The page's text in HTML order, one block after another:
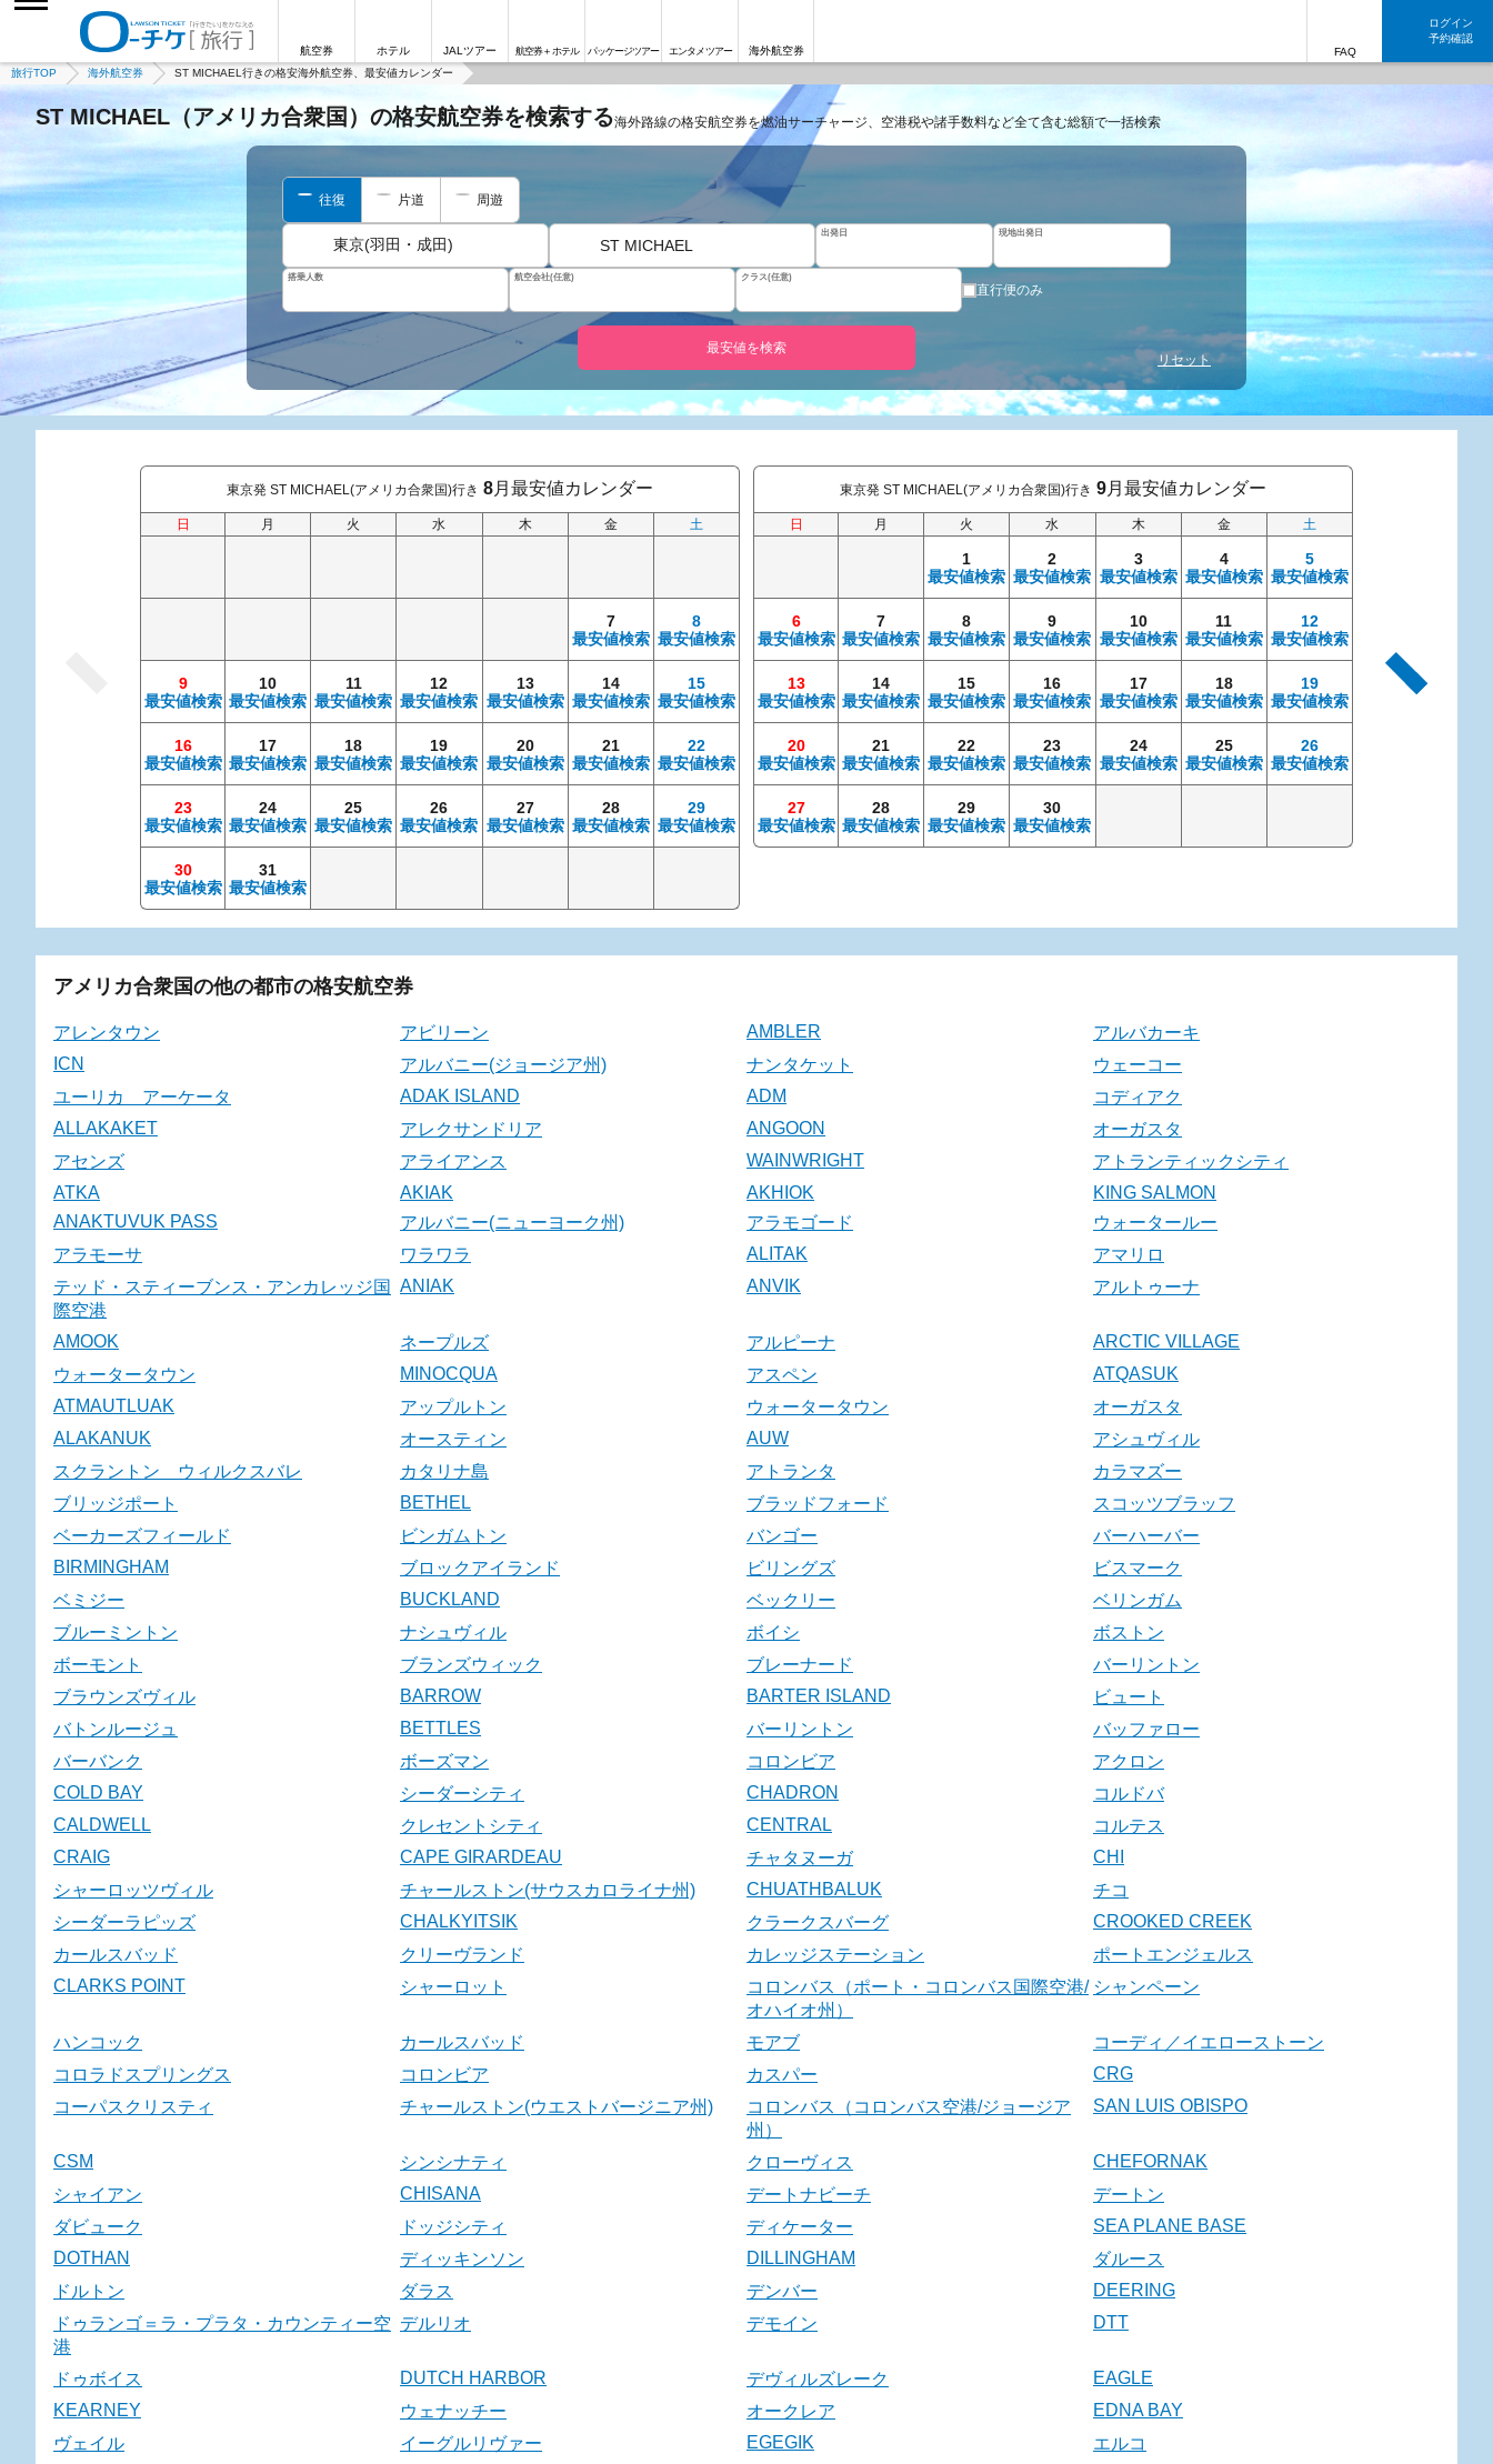
航空券 ホテル JALツアー 航空券＋ホテル パッケージツアー エンタメツアー 海外航空券 FAQ
ログイン
予約確認
旅行TOP 海外航空券 ST MICHAEL行きの格安海外航空券、最安値カレンダー
ST MICHAEL（アメリカ合衆国）の格安航空券を検索する海外路線の格安航空券を燃油サーチャージ、空港税や諸手数料など全て含む総額で一括検索
往復 片道 周遊
東京(羽田・成田) ST MICHAEL
出発日 現地出発日
搭乗人数 航空会社(任意) クラス(任意)
直行便のみ
最安値を検索
リセット
東京発 ST MICHAEL(アメリカ合衆国)行き 8月最安値カレンダー
日 月 火 水 木 金 土
7
最安値検索
8
最安値検索
9
最安値検索
10
最安値検索
11
最安値検索
12
最安値検索
13
最安値検索
14
最安値検索
15
最安値検索
16
最安値検索
17
最安値検索
18
最安値検索
19
最安値検索
20
最安値検索
21
最安値検索
22
最安値検索
23
最安値検索
24
最安値検索
25
最安値検索
26
最安値検索
27
最安値検索
28
最安値検索
29
最安値検索
30
最安値検索
31
最安値検索
東京発 ST MICHAEL(アメリカ合衆国)行き 9月最安値カレンダー
日 月 火 水 木 金 土
1
最安値検索
2
最安値検索
3
最安値検索
4
最安値検索
5
最安値検索
6
最安値検索
7
最安値検索
8
最安値検索
9
最安値検索
10
最安値検索
11
最安値検索
12
最安値検索
13
最安値検索
14
最安値検索
15
最安値検索
16
最安値検索
17
最安値検索
18
最安値検索
19
最安値検索
20
最安値検索
21
最安値検索
22
最安値検索
23
最安値検索
24
最安値検索
25
最安値検索
26
最安値検索
27
最安値検索
28
最安値検索
29
最安値検索
30
最安値検索
11
最安値検索
アメリカ合衆国の他の都市の格安航空券
アレンタウン アビリーン AMBLER
アルバカーキ
ICN
アルバニー(ジョージア州) ナンタケット
ウェーコー
ユーリカ アーケータ
ADAK ISLAND ADM
コディアク
ALLAKAKET
アレクサンドリア ANGOON
オーガスタ
アセンズ
アライアンス WAINWRIGHT
アトランティックシティ
ATKA
AKIAK AKHIOK
KING SALMON
ANAKTUVUK PASS
アルバニー(ニューヨーク州) アラモゴード
ウォータールー
アラモーサ
ワラワラ ALITAK
アマリロ
テッド・スティーブンス・アンカレッジ国
際空港
ANIAK ANVIK アルトゥーナ
AMOOK ネープルズ アルピーナ
ARCTIC VILLAGE
ウォータータウン
MINOCQUA アスペン
ATQASUK
ATMAUTLUAK
アップルトン ウォータータウン
オーガスタ
ALAKANUK
オースティン AUW
アシュヴィル
スクラントン ウィルクスバレ
カタリナ島 アトランタ
カラマズー
ブリッジポート
BETHEL ブラッドフォード
スコッツブラッフ
ベーカーズフィールド
ビンガムトン バンゴー
バーハーバー
BIRMINGHAM
ブロックアイランド ビリングズ
ビスマーク
ベミジー
BUCKLAND ベックリー
ベリンガム
ブルーミントン
ナシュヴィル ボイシ
ボストン
ボーモント
ブランズウィック ブレーナード
バーリントン
ブラウンズヴィル
BARROW BARTER ISLAND
ビュート
バトンルージュ
BETTLES バーリントン
バッファロー
バーバンク
ボーズマン コロンビア
アクロン
COLD BAY
シーダーシティ CHADRON
コルドバ
CALDWELL
クレセントシティ CENTRAL
コルテス
CRAIG
CAPE GIRARDEAU チャタヌーガ
CHI
シャーロッツヴィル
チャールストン(サウスカロライナ州) CHUATHBALUK
チコ
シーダーラピッズ
CHALKYITSIK クラークスバーグ
CROOKED CREEK
カールスバッド
クリーヴランド カレッジステーション
ポートエンジェルス
CLARKS POINT
シャーロット
コロンバス（ポート・コロンバス国際空港/
オハイオ州）
シャンペーン
ハンコック カールスバッド モアブ
コーディ／イエローストーン
コロラドスプリングス
コロンビア カスパー
CRG
コーパスクリスティ
チャールストン(ウエストバージニア州)
コロンバス（コロンバス空港/ジョージア
州）
SAN LUIS OBISPO
CSM シンシナティ クローヴィス
CHEFORNAK
シャイアン
CHISANA デートナビーチ
デートン
ダビューク
ドッジシティ ディケーター
SEA PLANE BASE
DOTHAN
ディッキンソン DILLINGHAM
ダルース
ドルトン
ダラス デンバー
DEERING
ドゥランゴ＝ラ・プラタ・カウンティー空
港
デルリオ デモイン DTT
ドゥボイス DUTCH HARBOR デヴィルズレーク
EAGLE
KEARNEY
ウェナッチー オークレア
EDNA BAY
ヴェイル
イーグルリヴァー EGEGIK
エルコ